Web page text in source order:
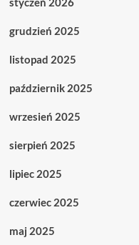
grudzień 2025
listopad 2025
październik 2025
wrzesień 2025
sierpień 2025
lipiec 2025
czerwiec 2025
maj 2025